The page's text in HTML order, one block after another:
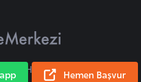
Hakları Saklıdır.Hemen Başvur